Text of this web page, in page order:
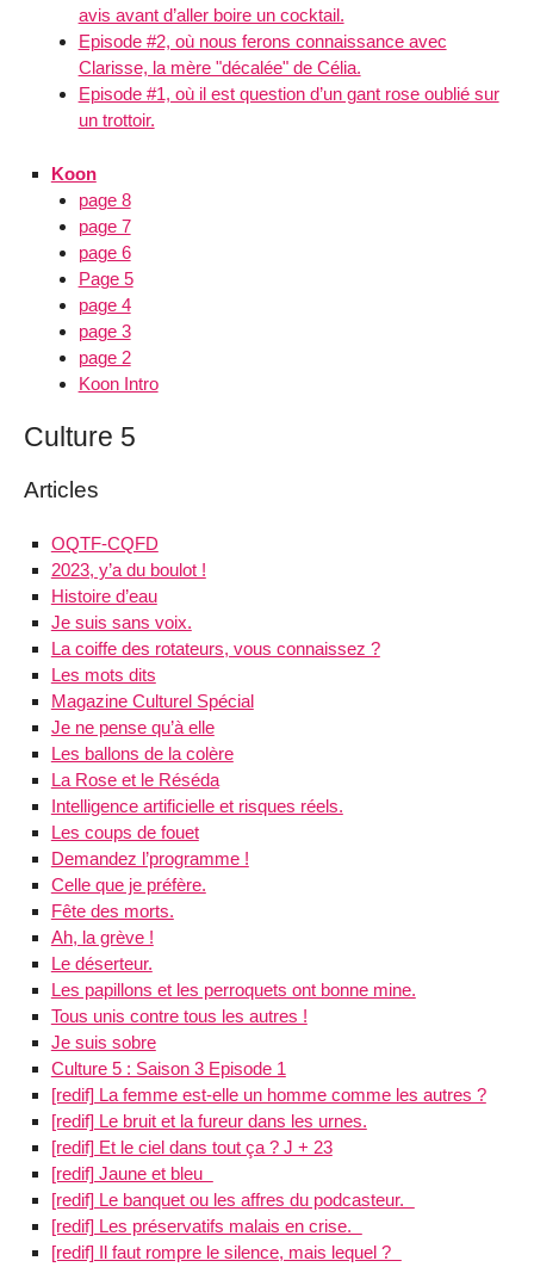
avis avant d’aller boire un cocktail.
Episode #2, où nous ferons connaissance avec
Clarisse, la mère "décalée" de Célia.
Episode #1, où il est question d’un gant rose oublié sur
un trottoir.
Koon
page 8
page 7
page 6
Page 5
page 4
page 3
page 2
Koon Intro
Culture 5
Articles
OQTF-CQFD
2023, y’a du boulot !
Histoire d’eau
Je suis sans voix.
La coiffe des rotateurs, vous connaissez ?
Les mots dits
Magazine Culturel Spécial
Je ne pense qu’à elle
Les ballons de la colère
La Rose et le Réséda
Intelligence artificielle et risques réels.
Les coups de fouet
Demandez l’programme !
Celle que je préfère.
Fête des morts.
Ah, la grève !
Le déserteur.
Les papillons et les perroquets ont bonne mine.
Tous unis contre tous les autres !
Je suis sobre
Culture 5 : Saison 3 Episode 1
[redif] La femme est-elle un homme comme les autres ?
[redif] Le bruit et la fureur dans les urnes.
[redif] Et le ciel dans tout ça ? J + 23
[redif] Jaune et bleu
[redif] Le banquet ou les affres du podcasteur.
[redif] Les préservatifs malais en crise.
[redif] Il faut rompre le silence, mais lequel ?